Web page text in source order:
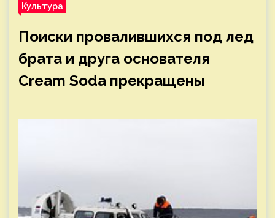
Культура
Поиски провалившихся под лед
брата и друга основателя
Cream Soda прекращены